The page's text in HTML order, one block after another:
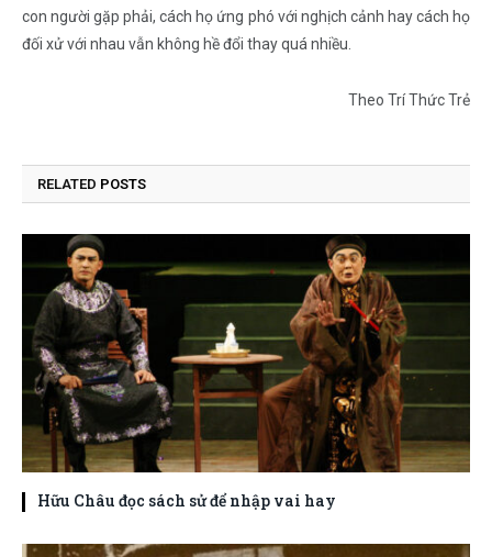
con người gặp phải, cách họ ứng phó với nghịch cảnh hay cách họ
đối xử với nhau vẫn không hề đổi thay quá nhiều.
Theo Trí Thức Trẻ
RELATED POSTS
Hữu Châu đọc sách sử để nhập vai hay